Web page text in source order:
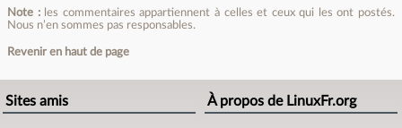
Note :les commentaires appartiennent à celles et ceux qui les ont postés.
Nous n’en sommes pas responsables.
Revenir en haut de page
Sites amis À propos de LinuxFr.org